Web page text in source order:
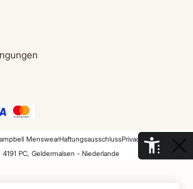
MenswearHaftungsausschlussPrivacy
4191 PC, Geldermalsen - Niederlande